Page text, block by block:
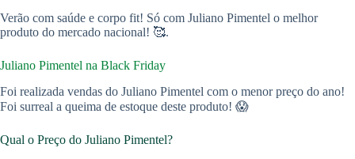
Verão com saúde e corpo fit! Só com Juliano Pimentel o melhor
produto do mercado nacional! 🥰.
Juliano Pimentel na Black Friday
Foi realizada vendas do Juliano Pimentel com o menor preço do ano!
Foi surreal a queima de estoque deste produto! 😱
Qual o Preço do Juliano Pimentel?